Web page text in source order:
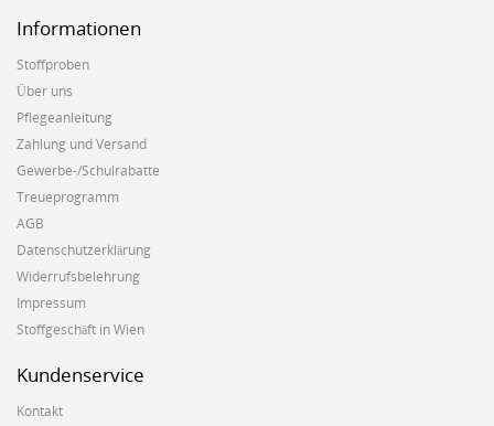
Informationen
Stoffproben
Über uns
Pflegeanleitung
Zahlung und Versand
Gewerbe-/Schulrabatte
Treueprogramm
AGB
Datenschutzerklärung
Widerrufsbelehrung
Impressum
Stoffgeschäft in Wien
Kundenservice
Kontakt